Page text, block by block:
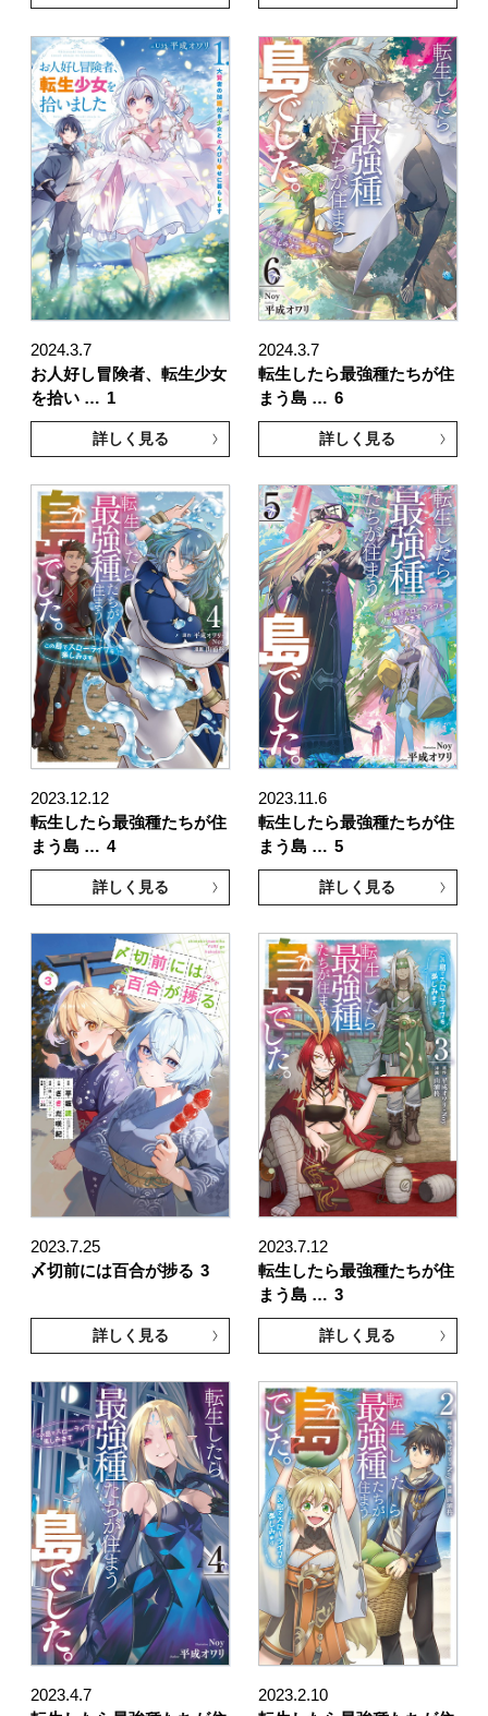
2024.3.7
お人好し冒険者、転生少女
を拾い … 1
詳しく見る
2024.3.7
転生したら最強種たちが住
まう島 … 6
詳しく見る
2023.12.12
転生したら最強種たちが住
まう島 … 4
詳しく見る
2023.11.6
転生したら最強種たちが住
まう島 … 5
詳しく見る
2023.7.25
〆切前には百合が捗る 3
詳しく見る
2023.7.12
転生したら最強種たちが住
まう島 … 3
詳しく見る
2023.4.7
2023.2.10